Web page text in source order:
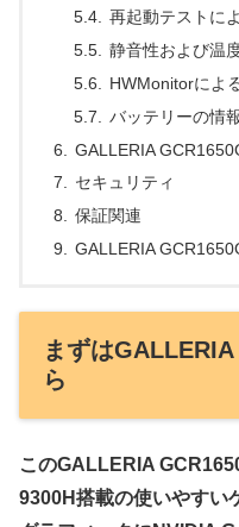
再起動テストに
静音性および温
HWMonitorによ
バッテリーの情
GALLERIA
セキュリティ
保証関連
GALLERIA
まずは
ら
このGALLERIA
9300H搭載の使いやすい